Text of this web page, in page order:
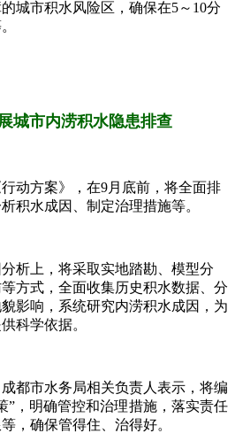
城市积水风险区，确保在5～10分
城市内涝积水隐患排查
动方案》，在9月底前，将全面排
积水成因、制定治理措施等。
析上，将采取实地踏勘、模型分
方式，全面收集历史积水数据、分
影响，系统研究内涝积水成因，为
科学依据。
都市水务局相关负责人表示，将编
”，明确管控和治理措施，落实责任
，确保管得住、治得好。